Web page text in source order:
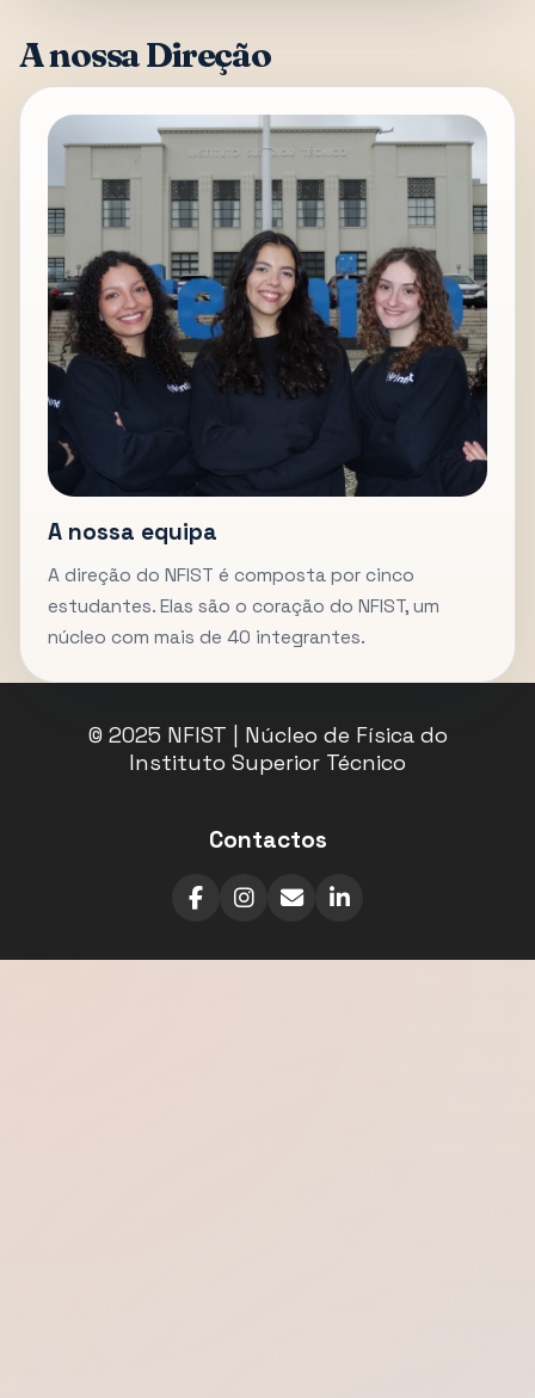
A nossa Direção
A nossa equipa
A direção do NFIST é composta por cinco
estudantes. Elas são o coração do NFIST, um
núcleo com mais de 40 integrantes.
© 2025 NFIST | Núcleo de Física do
Instituto Superior Técnico
Contactos